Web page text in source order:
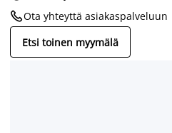
Ota yhteyttä asiakaspalveluun
Etsi toinen myymälä